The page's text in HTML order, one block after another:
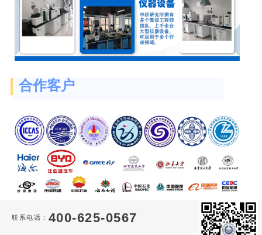
合作客户
联系电话： 400-625-0567